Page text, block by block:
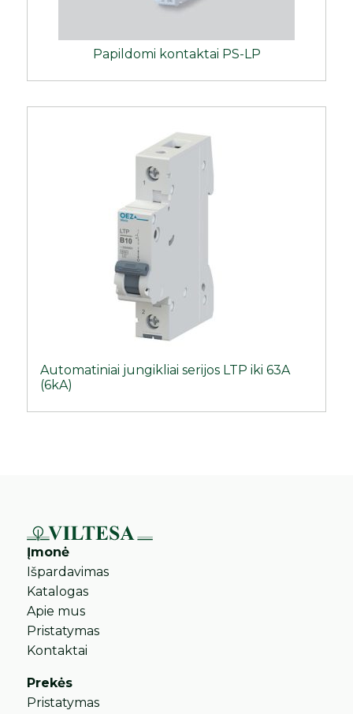
Papildomi kontaktai PS-LP
Automatiniai jungikliai serijos LTP iki 63A
(6kA)
Įmonė
Išpardavimas
Katalogas
Apie mus
Pristatymas
Kontaktai
Prekės
Pristatymas